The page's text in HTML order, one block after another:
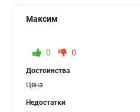
Максим
0 0
Достоинства
Цена
Недостатки